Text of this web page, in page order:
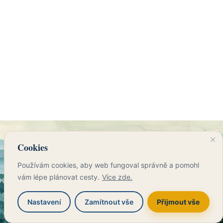
Cookies
Používám cookies, aby web fungoval správně a pomohl
vám lépe plánovat cesty. Více zde.
Nastavení Zamítnout vše Přijmout vše
c
e
b
o
o
k
s
t
a
g
r
a
Copyright © 2026 I cesta je cíl